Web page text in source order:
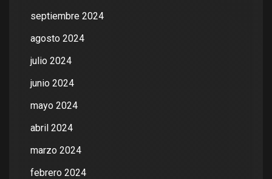
septiembre 2024
agosto 2024
julio 2024
junio 2024
mayo 2024
abril 2024
marzo 2024
febrero 2024